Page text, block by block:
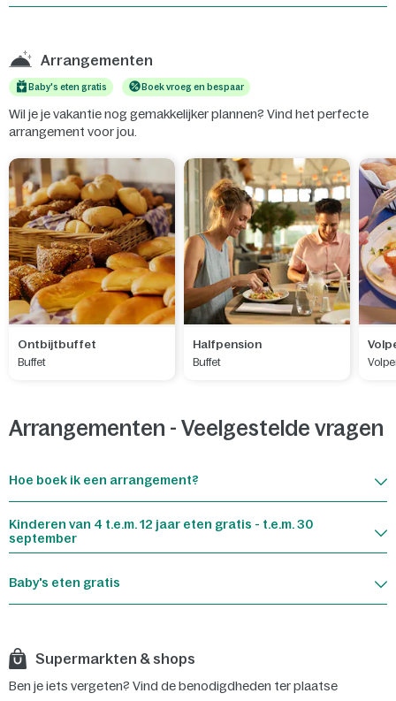
Arrangementen
Baby's eten gratis Boek vroeg en bespaar
Wil je je vakantie nog gemakkelijker plannen? Vind het perfecte
arrangement voor jou.
Ontbijtbuffet
Buffet
Halfpension
Buffet
Arrangementen - Veelgestelde vragen
Hoe boek ik een arrangement?
Kinderen van 4 t.e.m. 12 jaar eten gratis - t.e.m. 30
september
Baby's eten gratis
Supermarkten & shops
Ben je iets vergeten? Vind de benodigdheden ter plaatse